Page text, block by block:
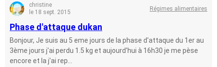
christine
le 18 sept. 2015
Régimes alimentaires
Phase d'attaque dukan
Bonjour, Je suis au 5 eme jours de la phase d'attaque du 1er au
3ème jours j'ai perdu 1.5 kg et aujourd'hui à 16h30 je me pèse
encore et la j'ai rep...